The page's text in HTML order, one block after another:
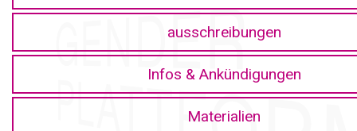
ausschreibungen
Infos & Ankündigungen
Materialien